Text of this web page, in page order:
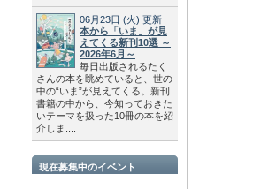
06月23日 (火) 更新
本から「いま」が見
えてくる新刊10選 ～
2026年6月～
毎日出版されるたく
さんの本を眺めていると、世の
中の“いま”が見えてくる。新刊
書籍の中から、今知っておきた
いテーマを扱った10冊の本を紹
介しま....
現在募集中のイベント